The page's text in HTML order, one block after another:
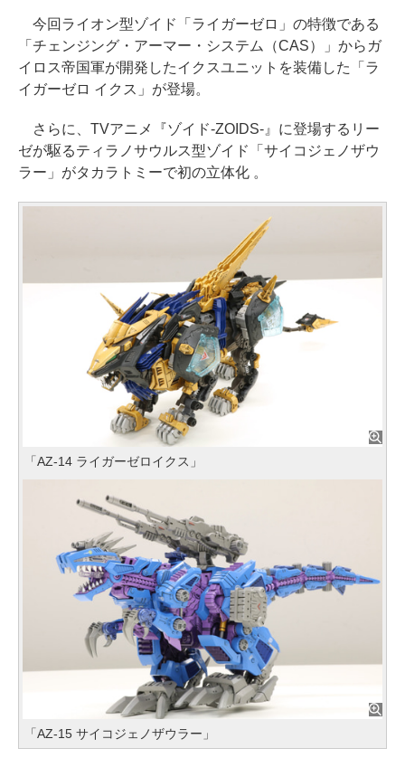
今回ライオン型ゾイド「ライガーゼロ」の特徴である
「チェンジング・アーマー・システム（CAS）」からガ
イロス帝国軍が開発したイクスユニットを装備した「ラ
イガーゼロ イクス」が登場。
さらに、TVアニメ『ゾイド-ZOIDS-』に登場するリー
ゼが駆るティラノサウルス型ゾイド「サイコジェノザウ
ラー」がタカラトミーで初の立体化 。
「AZ-14 ライガーゼロイクス」
「AZ-15 サイコジェノザウラー」